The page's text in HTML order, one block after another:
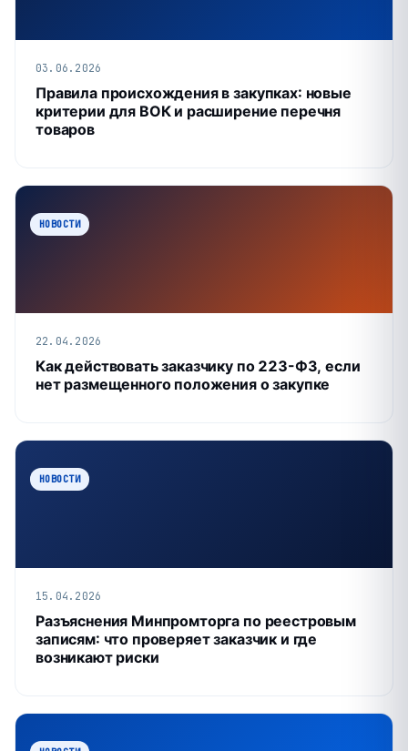
03.06.2026
Правила происхождения в закупках: новые
критерии для ВОК и расширение перечня
товаров
НОВОСТИ
22.04.2026
Как действовать заказчику по 223-ФЗ, если
нет размещенного положения о закупке
НОВОСТИ
15.04.2026
Разъяснения Минпромторга по реестровым
записям: что проверяет заказчик и где
возникают риски